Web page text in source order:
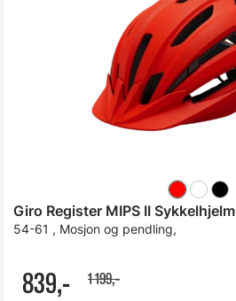
Giro Register MIPS II Sykkelhjelm
54-61 , Mosjon og pendling,
839,- 1 199,-